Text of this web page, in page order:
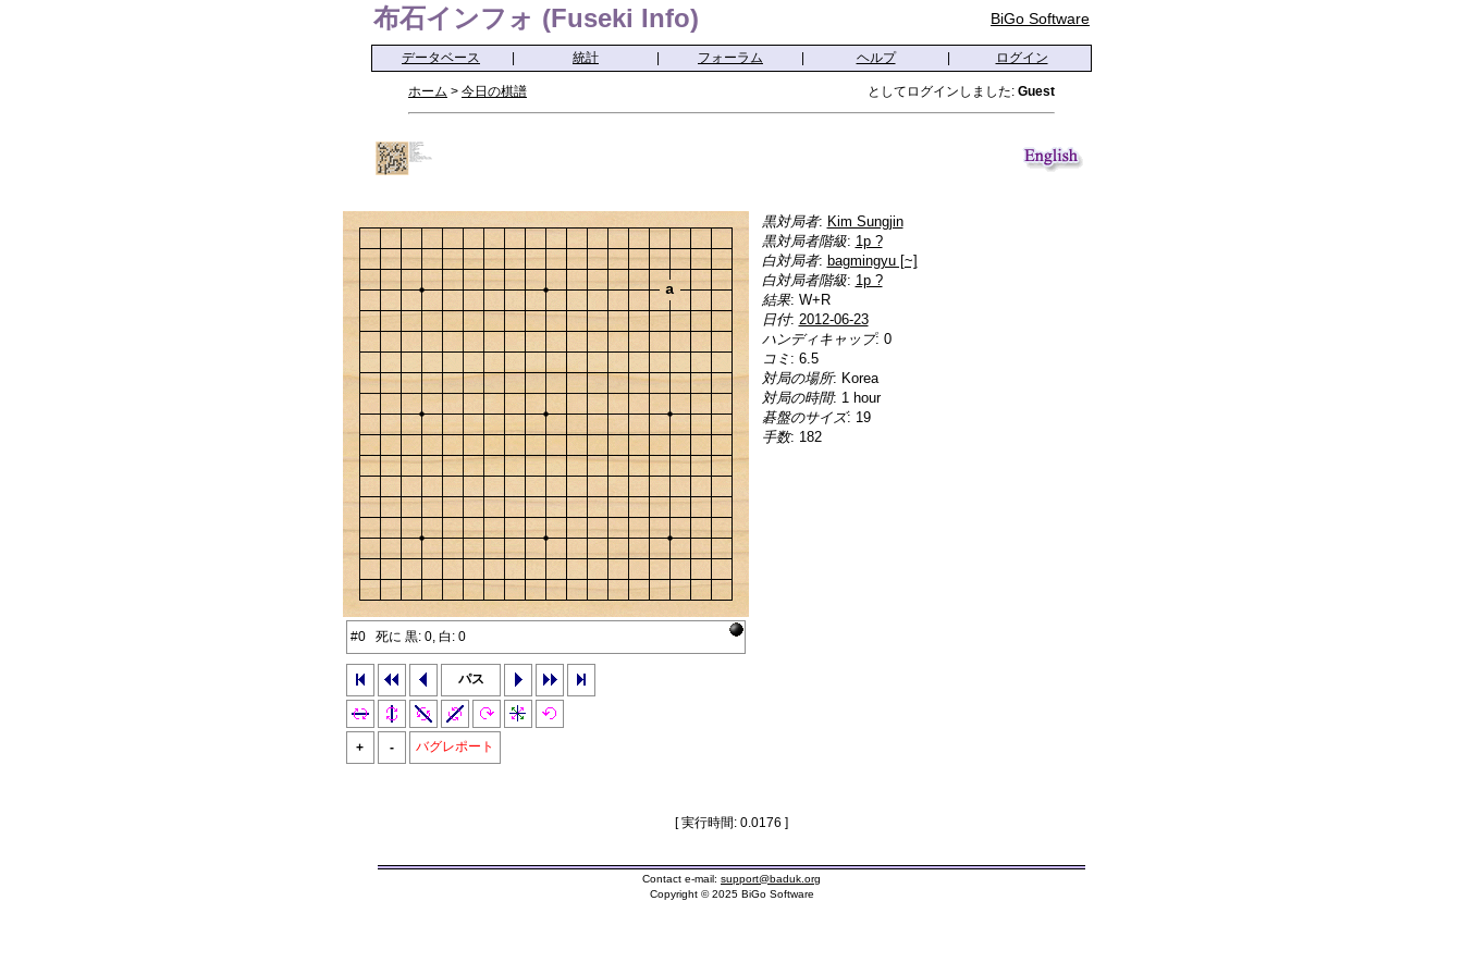
布石インフォ (Fuseki Info) BiGo Software
データベース 統計 フォーラム ヘルプ ログイン
ホーム > 今日の棋譜 としてログインしました: Guest
a
#0 死に 黒: 0, 白: 0
パス
+ - バグレポート
黒対局者: Kim Sungjin
黒対局者階級: 1p ?
白対局者: bagmingyu [~]
白対局者階級: 1p ?
結果: W+R
日付: 2012-06-23
ハンディキャップ: 0
コミ : 6.5
対局の場所: Korea
対局の時間: 1 hour
碁盤のサイズ: 19
手数: 182
[ 実行時間: 0.0176 ]
Contact e-mail: support@baduk.org
Copyright © 2025 BiGo Software